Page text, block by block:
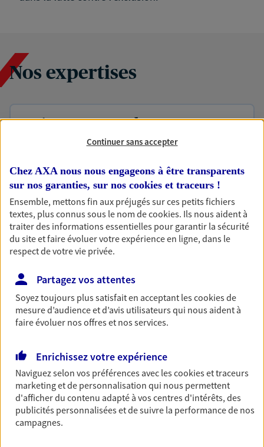
Nos expertises
Accompagner les
professionnels et les
Comme vous, nous sommes des indépendants. Nous
bâtissons ensemble des solutions cohérentes pour
protéger votre activité, vos collaborateurs... mais aussi
vous-même et votre famille.
Optimiser votre fiscalité
En procédant à un bilan social et patrimonial, nous vous
trouvons des solutions : assurance retraite, assurance
vie, placements…
Vous protéger et protéger vos
proches face aux aléas de la vie
Avec nos solutions de prévoyance, sécurisez vos
ressources et protégez vos proches en cas d'accident,
d'invalidité, d'incapacité ou de décès.
Continuer sans accepter
Chez AXA nous nous engageons à être transparents
sur nos garanties, sur nos cookies et traceurs !
Ensemble, mettons fin aux préjugés sur ces petits fichiers
textes, plus connus sous le nom decookies. Ils nous aident à
traiter des informations essentielles pour garantir la sécurité
du site et faire évoluer votre expérience en ligne, dans le
respect de votre vie privée.
Partagez vos attentes
Soyez toujours plus satisfait en acceptant lescookiesde
mesure d’audience et d’avis utilisateurs qui nous aident à
faire évoluer nos offres et nos services.
Enrichissez votre expérience
Naviguez selon vos préférences avec lescookies et traceurs
marketing et de personnalisation qui nous permettent
d'afficher du contenu adapté à vos centres d'intérêts, des
publicités personnalisées et de suivre la performance de nos
campagnes.